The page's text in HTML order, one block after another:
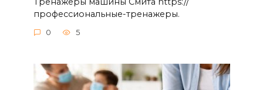
профессиональные-тренажеры.
0 5